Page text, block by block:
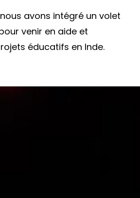
avons intégré un volet
venir en aide et
éducatifs en Inde.